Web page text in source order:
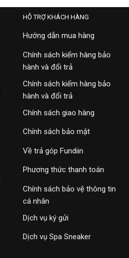
HỖ TRỢ KHÁCH HÀNG
Hướng dẫn mua hàng
Chính sách kiểm hàng bảo
hành và đổi trả
Chính sách kiểm hàng bảo
hành và đổi trả
Chính sách giao hàng
Chính sách bảo mật
Về trả góp Fundiin
Phương thức thanh toán
Chính sách bảo vệ thông tin
cá nhân
Dịch vụ ký gửi
Dịch vụ Spa Sneaker